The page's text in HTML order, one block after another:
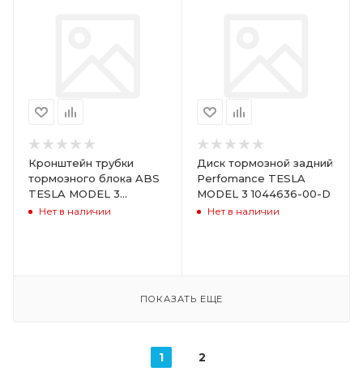
Кронштейн трубки
тормозного блока ABS
TESLA MODEL 3
1044718-00-C
Нет в наличии
Диск тормозной задний
Perfomance TESLA
MODEL 3 1044636-00-D
Нет в наличии
ПОКАЗАТЬ ЕЩЕ
1 2